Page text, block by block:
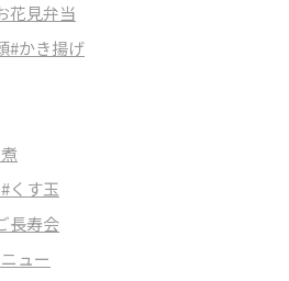
花見弁当
#かき揚げ
#くす玉
長寿会
ュー